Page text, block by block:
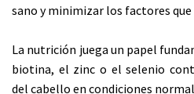
sano y minimizar los factores
La nutrición juega un papel
biotina, el zinc o el selenio
del cabello en condiciones